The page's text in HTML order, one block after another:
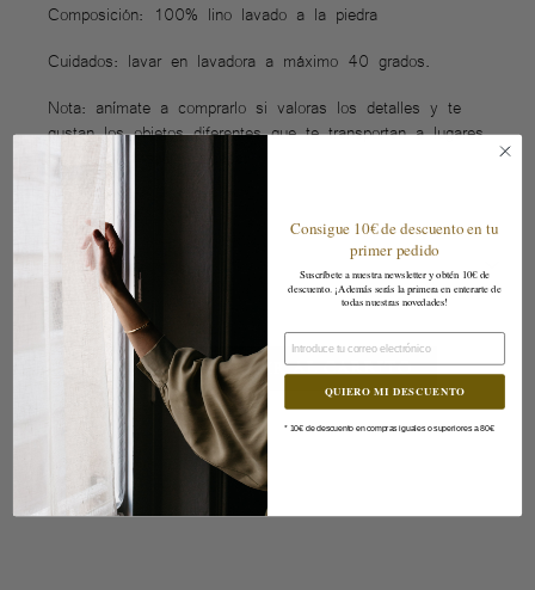
Composición: 100% lino lavado a la piedra
Cuidados: lavar en lavadora a máximo 40 grados.
Nota: anímate a comprarlo si valoras los detalles y te
gustan los objetos diferentes que te transportan a lugares
mágicos sin salir de casa.
VACANCESServilleta
+ AÑADIR AL CARRITO
Shop the Look
Consigue 10€ de descuento en tu
primer pedido
Suscríbete a nuestra newsletter y obtén 10€ de
descuento. ¡Además serás la primera en enterarte de
todas nuestras novedades!
Email
QUIERO MI DESCUENTO
* 10€ de descuento en compras iguales o superiores a 80€